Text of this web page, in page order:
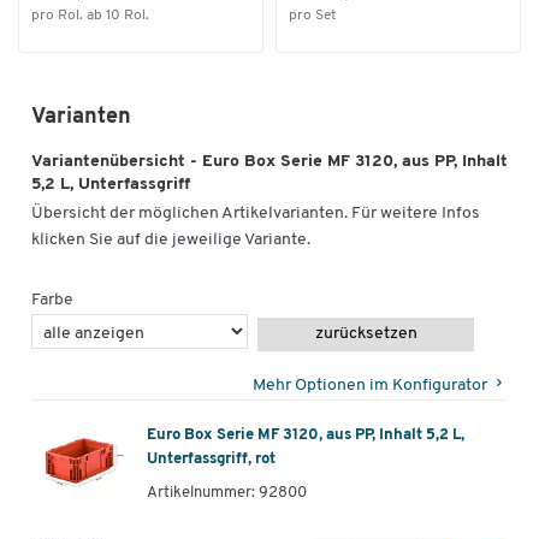
Traglast [kg] 15
pro Rol. ab 10 Rol. pro Set
Varianten
Variantenübersicht - Euro Box Serie MF 3120, aus PP, Inhalt
5,2 L, Unterfassgriff
Übersicht der möglichen Artikelvarianten. Für weitere Infos
klicken Sie auf die jeweilige Variante.
Farbe
zurücksetzen
Mehr Optionen im Konfigurator
Euro Box Serie MF 3120, aus PP, Inhalt 5,2 L,
Unterfassgriff, rot
Artikelnummer: 92800